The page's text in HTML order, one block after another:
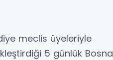
meclis üyeleriyle
5 günlük Bosna